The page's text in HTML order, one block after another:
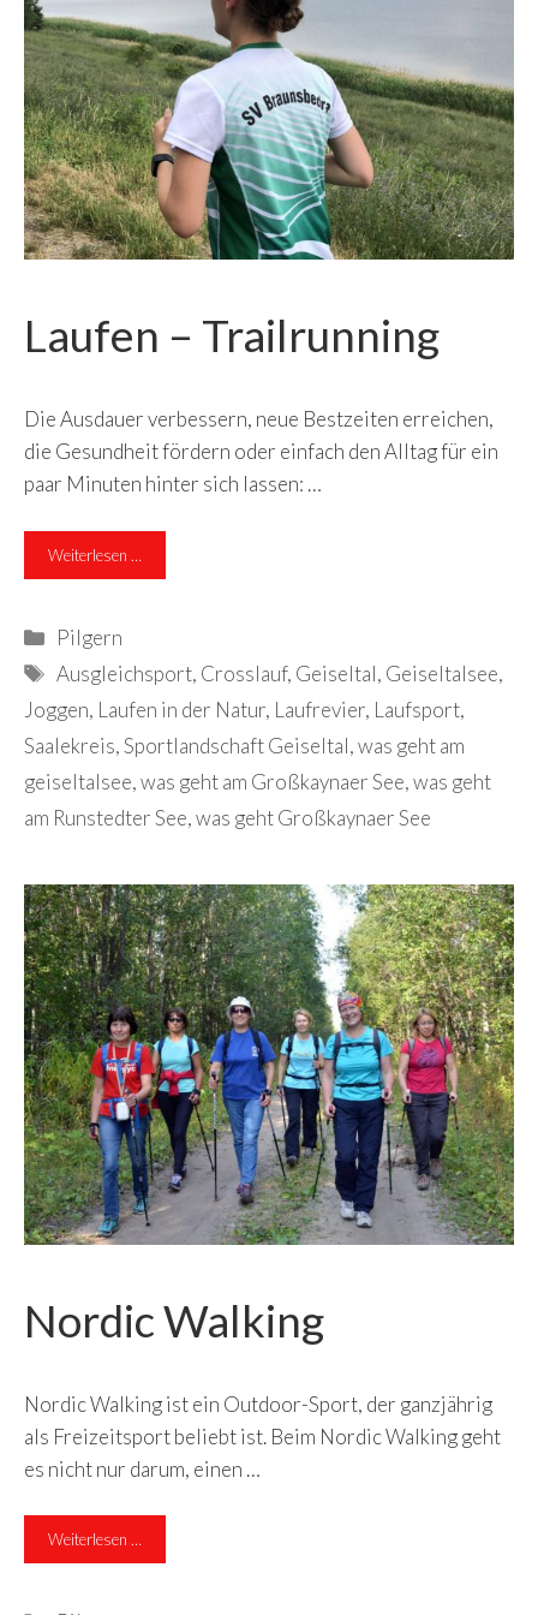
Laufen – Trailrunning
Die Ausdauer verbessern, neue Bestzeiten erreichen,
die Gesundheit fördern oder einfach den Alltag für ein
paar Minuten hinter sich lassen: …
Weiterlesen …
Kategorien
Pilgern
Schlagwörter
Ausgleichsport, Crosslauf, Geiseltal, Geiseltalsee,
Joggen, Laufen in der Natur, Laufrevier, Laufsport,
Saalekreis,Sportlandschaft Geiseltal,was geht am
geiseltalsee,was geht am Großkaynaer See,was geht
am Runstedter See,was geht Großkaynaer See
Nordic Walking
Nordic Walking ist ein Outdoor-Sport, der ganzjährig
als Freizeitsport beliebt ist. Beim Nordic Walking geht
es nicht nur darum, einen …
Weiterlesen …